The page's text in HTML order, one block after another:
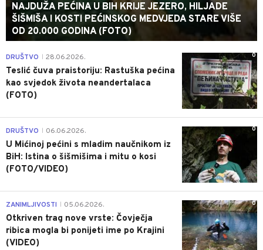
NAJDUŽA PEĆINA U BIH KRIJE JEZERO, HILJADE
ŠIŠMIŠA I KOSTI PEĆINSKOG MEDVJEDA STARE VIŠE
OD 20.000 GODINA (FOTO)
0
DRUŠTVO 28.06.2026.
Teslić čuva praistoriju: Rastuška pećina
kao svjedok života neandertalaca
(FOTO)
0
DRUŠTVO 06.06.2026.
U Mićinoj pećini s mladim naučnikom iz
BiH: Istina o šišmišima i mitu o kosi
(FOTO/VIDEO)
0
ZANIMLJIVOSTI 05.06.2026.
Otkriven trag nove vrste: Čovječja
ribica mogla bi ponijeti ime po Krajini
(VIDEO)